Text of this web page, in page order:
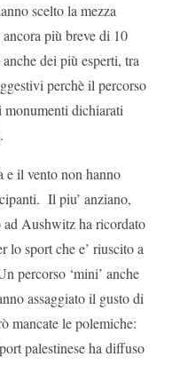
scelto la mezza
più breve di 10
dei più esperti, tra
perchè il percorso
monumenti dichiarati
e il vento non hanno
Il piu’ anziano,
ad Aushwitz ha ricordato
lo sport che e’ riuscito a
percorso ‘mini’ anche
assaggiato il gusto di
mancate le polemiche:
palestinese ha diffuso